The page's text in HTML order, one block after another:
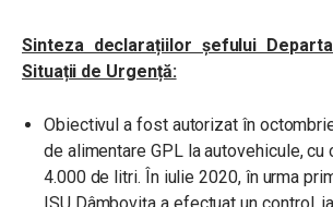
Sinteza declarațiilor șefului
Situații de Urgență:
Obiectivul a fost autorizat în
de alimentare GPL la autovehicule, cu
4.000 de litri. În iulie 2020, în urma